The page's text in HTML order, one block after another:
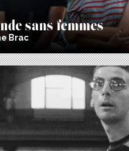
sans femmes
Brac